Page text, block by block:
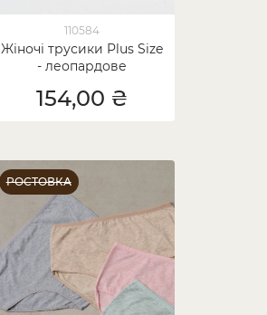
110584
Жіночі трусики Plus Size
- леопардове
154,00 ₴
РОСТОВКА